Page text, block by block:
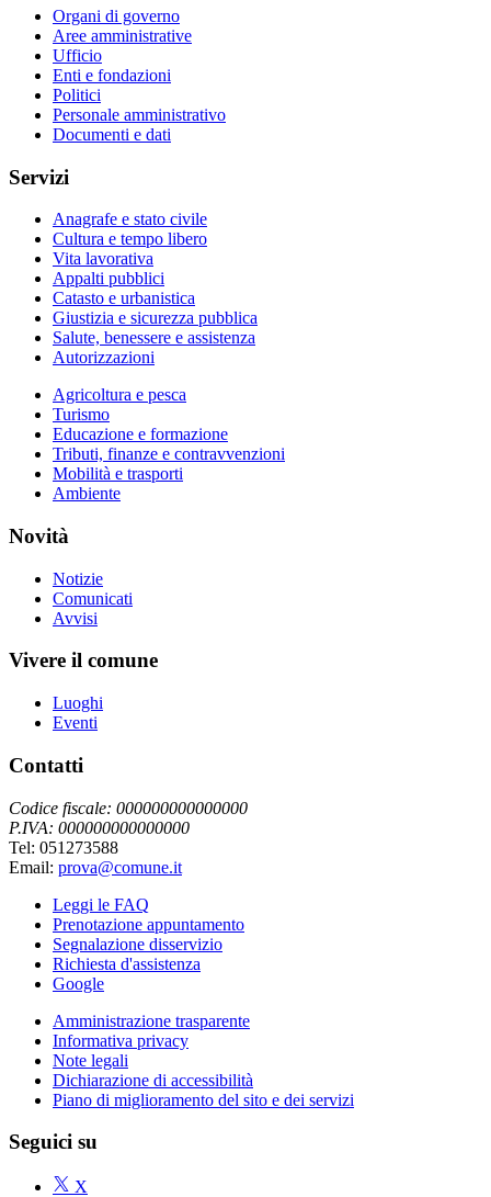
Organi di governo
Aree amministrative
Ufficio
Enti e fondazioni
Politici
Personale amministrativo
Documenti e dati
Servizi
Anagrafe e stato civile
Cultura e tempo libero
Vita lavorativa
Appalti pubblici
Catasto e urbanistica
Giustizia e sicurezza pubblica
Salute, benessere e assistenza
Autorizzazioni
Agricoltura e pesca
Turismo
Educazione e formazione
Tributi, finanze e contravvenzioni
Mobilità e trasporti
Ambiente
Novità
Notizie
Comunicati
Avvisi
Vivere il comune
Luoghi
Eventi
Contatti
Codice fiscale: 000000000000000
P.IVA: 000000000000000
Tel: 051273588
Email: prova@comune.it
Leggi le FAQ
Prenotazione appuntamento
Segnalazione disservizio
Richiesta d'assistenza
Google
Amministrazione trasparente
Informativa privacy
Note legali
Dichiarazione di accessibilità
Piano di miglioramento del sito e dei servizi
Seguici su
X